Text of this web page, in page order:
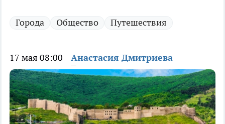
Города Общество Путешествия
17 мая 08:00 Анастасия Дмитриева